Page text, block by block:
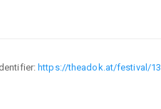
https://theadok.at/festival/